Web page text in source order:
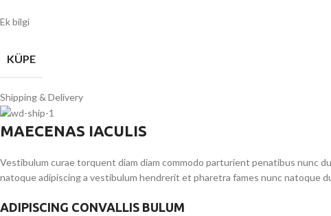
Ek bilgi
KÜPE
Shipping & Delivery
MAECENAS IACULIS
Vestibulum curae torquent diam diam commodo parturient penatibus nunc
natoque adipiscing a vestibulum hendrerit et pharetra fames nunc natoque
ADIPISCING CONVALLIS BULUM